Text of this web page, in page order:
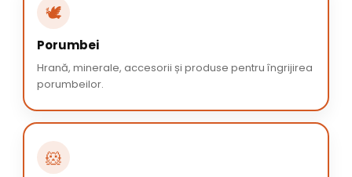
🕊️
Porumbei
Hrană, minerale, accesorii și produse pentru îngrijirea
porumbeilor.
🐹